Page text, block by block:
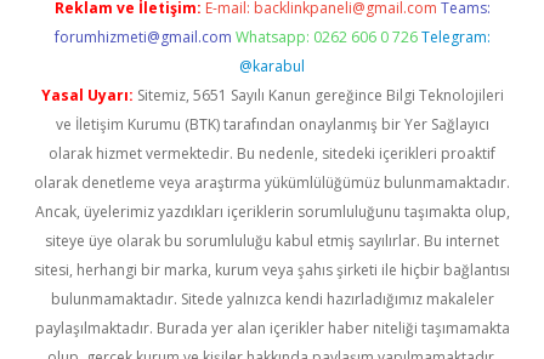
Reklam ve İletişim: E-mail: backlinkpaneli@gmail.com Teams:
forumhizmeti@gmail.com Whatsapp: 0262 606 0 726 Telegram:
@karabul
Yasal Uyarı: Sitemiz, 5651 Sayılı Kanun gereğince Bilgi Teknolojileri
ve İletişim Kurumu (BTK) tarafından onaylanmış bir Yer Sağlayıcı
olarak hizmet vermektedir. Bu nedenle, sitedeki içerikleri proaktif
olarak denetleme veya araştırma yükümlülüğümüz bulunmamaktadır.
Ancak, üyelerimiz yazdıkları içeriklerin sorumluluğunu taşımakta olup,
siteye üye olarak bu sorumluluğu kabul etmiş sayılırlar. Bu internet
sitesi, herhangi bir marka, kurum veya şahıs şirketi ile hiçbir bağlantısı
bulunmamaktadır. Sitede yalnızca kendi hazırladığımız makaleler
paylaşılmaktadır. Burada yer alan içerikler haber niteliği taşımamakta